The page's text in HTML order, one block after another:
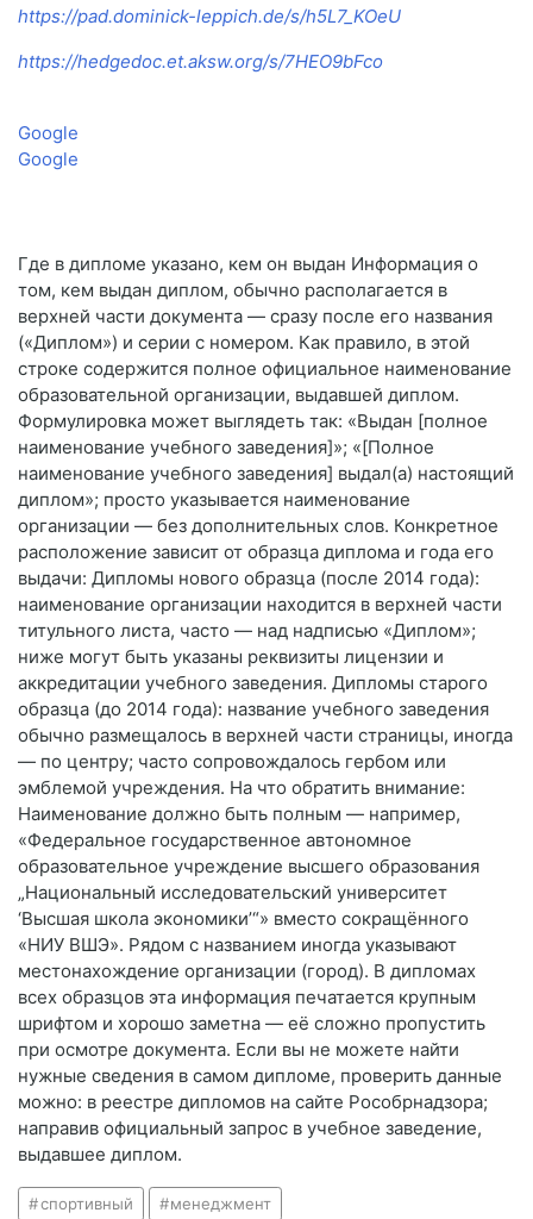
https://pad.dominick-leppich.de/s/h5L7_KOeU
https://hedgedoc.et.aksw.org/s/7HEO9bFco
Google
Google
Где в дипломе указано, кем он выдан Информация о
том, кем выдан диплом, обычно располагается в
верхней части документа — сразу после его названия
(«Диплом») и серии с номером. Как правило, в этой
строке содержится полное официальное наименование
образовательной организации, выдавшей диплом.
Формулировка может выглядеть так: «Выдан [полное
наименование учебного заведения]»; «[Полное
наименование учебного заведения] выдал(а) настоящий
диплом»; просто указывается наименование
организации — без дополнительных слов. Конкретное
расположение зависит от образца диплома и года его
выдачи: Дипломы нового образца (после 2014 года):
наименование организации находится в верхней части
титульного листа, часто — над надписью «Диплом»;
ниже могут быть указаны реквизиты лицензии и
аккредитации учебного заведения. Дипломы старого
образца (до 2014 года): название учебного заведения
обычно размещалось в верхней части страницы, иногда
— по центру; часто сопровождалось гербом или
эмблемой учреждения. На что обратить внимание:
Наименование должно быть полным — например,
«Федеральное государственное автономное
образовательное учреждение высшего образования
„Национальный исследовательский университет
‘Высшая школа экономики’“» вместо сокращённого
«НИУ ВШЭ». Рядом с названием иногда указывают
местонахождение организации (город). В дипломах
всех образцов эта информация печатается крупным
шрифтом и хорошо заметна — её сложно пропустить
при осмотре документа. Если вы не можете найти
нужные сведения в самом дипломе, проверить данные
можно: в реестре дипломов на сайте Рособрнадзора;
направив официальный запрос в учебное заведение,
выдавшее диплом.
спортивный менеджмент